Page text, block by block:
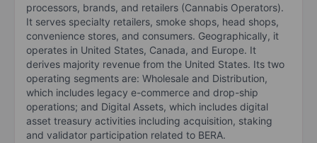
processors, brands, and retailers (Cannabis Operators).
It serves specialty retailers, smoke shops, head shops,
convenience stores, and consumers. Geographically, it
operates in United States, Canada, and Europe. It
derives majority revenue from the United States. Its two
operating segments are: Wholesale and Distribution,
which includes legacy e-commerce and drop-ship
operations; and Digital Assets, which includes digital
asset treasury activities including acquisition, staking
and validator participation related to BERA.